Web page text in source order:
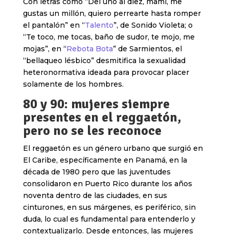
gustas un millón, quiero perrearte hasta romper
el pantalón” en “Talento”, de Sonido Violeta; o
“Te toco, me tocas, baño de sudor, te mojo, me
mojas”, en “Rebota Bota” de Sarmientos, el
“bellaqueo lésbico” desmitifica la sexualidad
heteronormativa ideada para provocar placer
solamente de los hombres.
80 y 90: mujeres siempre
presentes en el reggaetón,
pero no se les reconoce
El reggaetón es un género urbano que surgió en
El Caribe, específicamente en Panamá, en la
década de 1980 pero que las juventudes
consolidaron en Puerto Rico durante los años
noventa dentro de las ciudades, en sus
cinturones, en sus márgenes, es periférico, sin
duda, lo cual es fundamental para entenderlo y
contextualizarlo. Desde entonces, las mujeres